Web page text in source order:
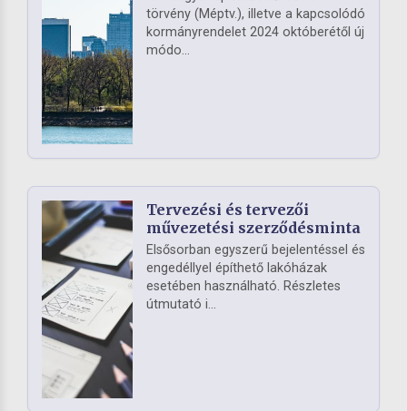
törvény (Méptv.), illetve a kapcsolódó
kormányrendelet 2024 októberétől új
módo...
Tervezési és tervezői
művezetési szerződésminta
Elsősorban egyszerű bejelentéssel és
engedéllyel építhető lakóházak
esetében használható. Részletes
útmutató i...